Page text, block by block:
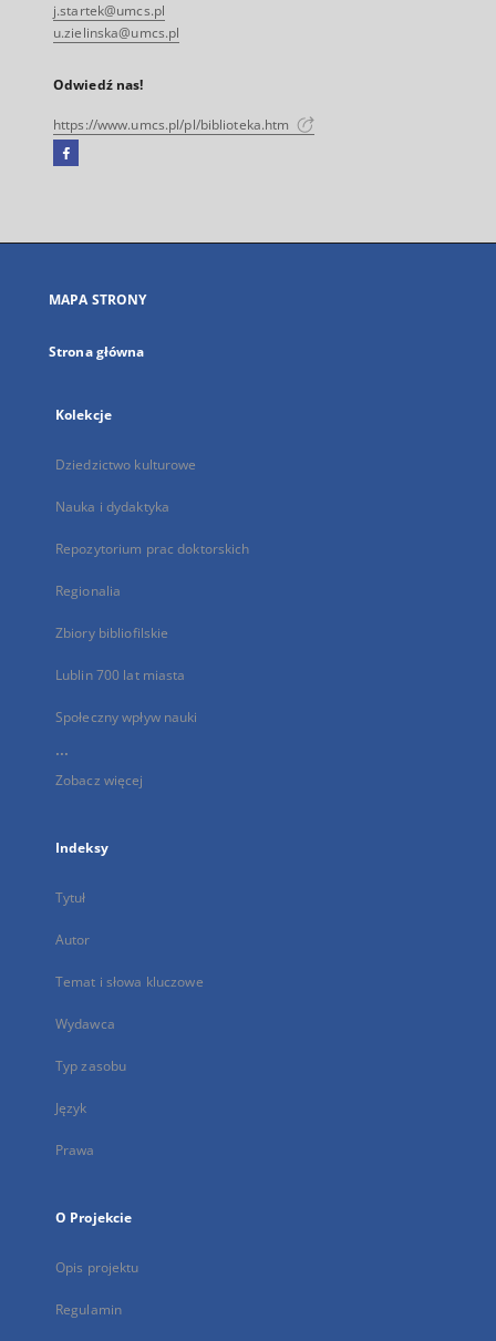
j.startek@umcs.pl
u.zielinska@umcs.pl
Odwiedź nas!
https://www.umcs.pl/pl/biblioteka.htm
Facebook
się
karcie
MAPA STRONY
Strona główna
Kolekcje
Dziedzictwo kulturowe
Nauka i dydaktyka
Repozytorium prac doktorskich
Regionalia
Zbiory bibliofilskie
Lublin 700 lat miasta
Społeczny wpływ nauki
...
Zobacz więcej
Indeksy
Tytuł
Autor
Temat i słowa kluczowe
Wydawca
Typ zasobu
Język
Prawa
O Projekcie
Opis projektu
Regulamin